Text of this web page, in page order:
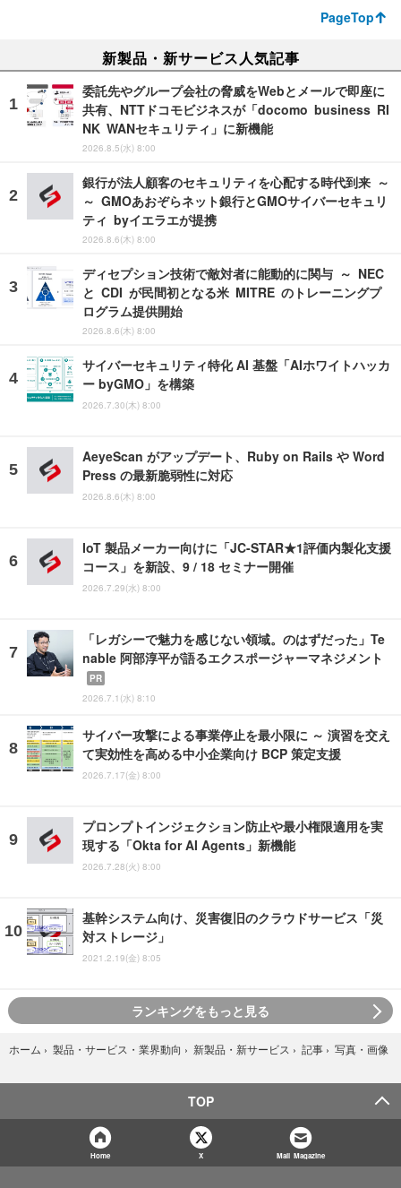
PageTop
新製品・新サービス人気記事
委託先やグループ会社の脅威をWebとメールで即座に
共有、NTTドコモビジネスが「docomo business RI
NK WANセキュリティ」に新機能
2026.8.5(水) 8:00
銀行が法人顧客のセキュリティを心配する時代到来 ～
～ GMOあおぞらネット銀行とGMOサイバーセキュリ
ティ byイエラエが提携
2026.8.6(木) 8:00
ディセプション技術で敵対者に能動的に関与 ～ NEC
と CDI が民間初となる米 MITRE のトレーニングプ
ログラム提供開始
2026.8.6(木) 8:00
サイバーセキュリティ特化 AI 基盤「AIホワイトハッカ
ー byGMO」を構築
2026.7.30(木) 8:00
AeyeScan がアップデート、Ruby on Rails や Word
Press の最新脆弱性に対応
2026.8.6(木) 8:00
IoT 製品メーカー向けに「JC-STAR★1評価内製化支援
コース」を新設、9 / 18 セミナー開催
2026.7.29(水) 8:00
「レガシーで魅力を感じない領域。のはずだった」Te
nable 阿部淳平が語るエクスポージャーマネジメント
PR
2026.7.1(水) 8:10
サイバー攻撃による事業停止を最小限に ～ 演習を交え
て実効性を高める中小企業向け BCP 策定支援
2026.7.17(金) 8:00
プロンプトインジェクション防止や最小権限適用を実
現する「Okta for AI Agents」新機能
2026.7.28(火) 8:00
基幹システム向け、災害復旧のクラウドサービス「災
対ストレージ」
2021.2.19(金) 8:05
ランキングをもっと見る
ホーム › 製品・サービス・業界動向 › 新製品・新サービス › 記事 › 写真・画像
TOP
Home X Mail Magazine